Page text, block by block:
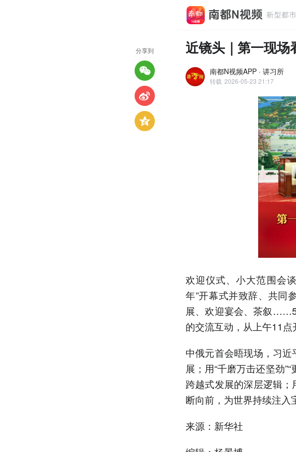
近镜头｜第一现场
南都N视频APP · 讲习所
转载 2026-05-23 21:17
欢迎仪式、小大范围会
年”开幕式并致辞、共同
展、欢迎宴会、茶叙
的交流互动，从上午11点
中俄元首会晤现场，习近
展；用“千磨万击还坚劲
跨越式发展的深层逻辑；
断向前，为世界持续注入
来源：新华社
分享到